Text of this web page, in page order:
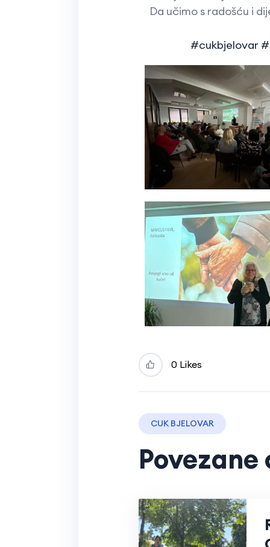
Da učimo s radošću i
#cukbjelovar
0 Likes
CUK BJELOVAR
Povezane